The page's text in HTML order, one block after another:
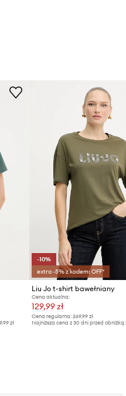
zł
-10%
extra -5% z kodem: OFF*
Liu Jo t-shirt bawełniany
Cena aktualna:
129,99 zł
Cena regularna: 269,99 zł
Najniższa cena z 30 dni przed obniżką: